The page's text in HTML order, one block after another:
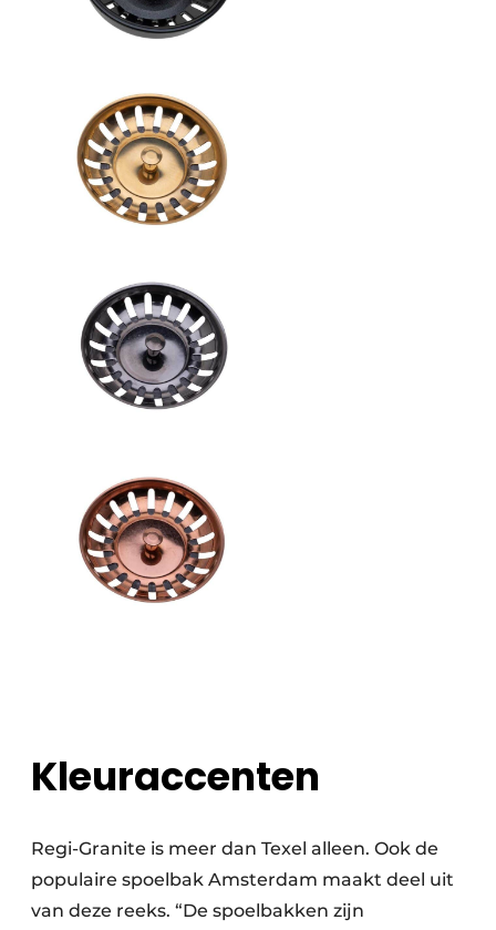
Kleuraccenten
Regi-Granite is meer dan Texel alleen. Ook de
populaire spoelbak Amsterdam maakt deel uit
van deze reeks. “De spoelbakken zijn